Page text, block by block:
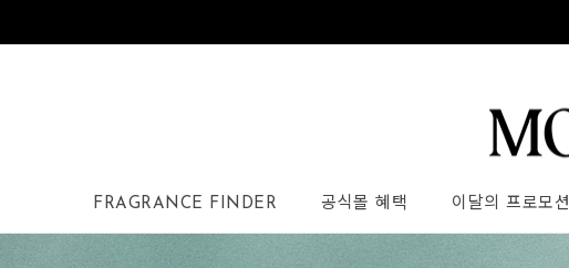
FRAGRANCE FINDER 공식몰 혜택 이달의 프로모션